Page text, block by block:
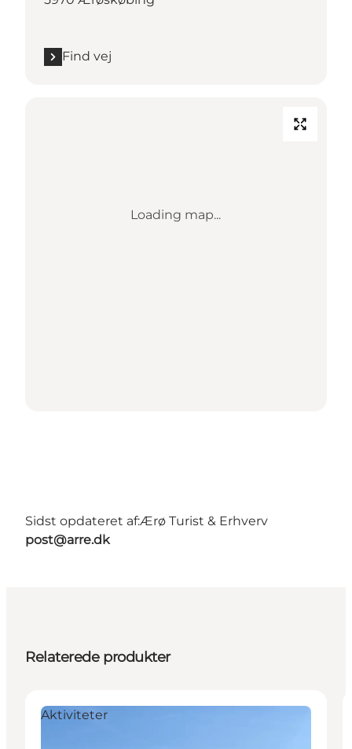
Find vej
Loading map...
Sidst opdateret af:Ærø Turist & Erhverv
post@arre.dk
Relaterede produkter
Aktiviteter